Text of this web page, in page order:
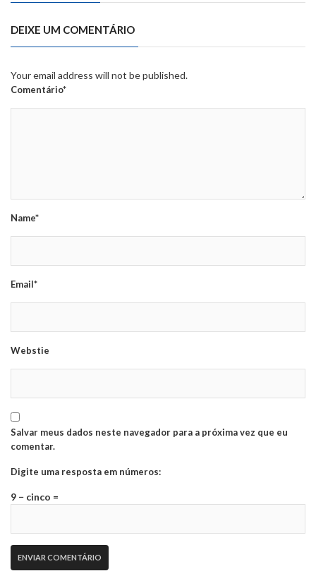
DEIXE UM COMENTÁRIO
Your email address will not be published.
Comentário*
Name*
Email*
Webstie
Salvar meus dados neste navegador para a próxima vez que eu
comentar.
Digite uma resposta em números:
9 − cinco =